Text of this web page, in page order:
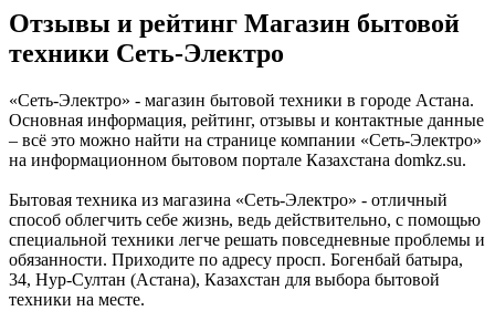
Отзывы и рейтинг Магазин бытовой
техники Сеть-Электро
«Сеть-Электро» - магазин бытовой техники в городе Астана.
Основная информация, рейтинг, отзывы и контактные данные
– всё это можно найти на странице компании «Сеть-Электро»
на информационном бытовом портале Казахстана domkz.su.
Бытовая техника из магазина «Сеть-Электро» - отличный
способ облегчить себе жизнь, ведь действительно, с помощью
специальной техники легче решать повседневные проблемы и
обязанности. Приходите по адресу просп. Богенбай батыра,
34, Нур-Султан (Астана), Казахстан для выбора бытовой
техники на месте.